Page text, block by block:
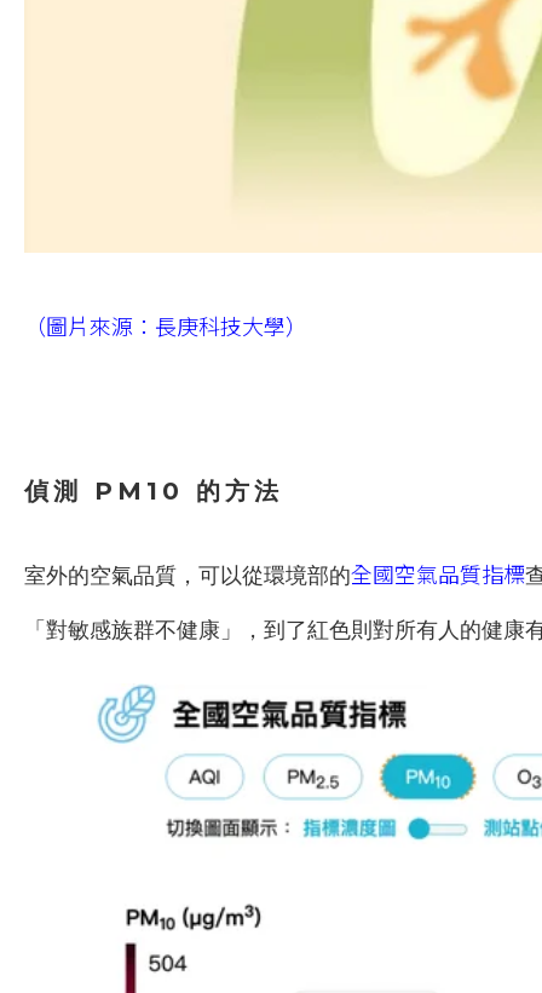
（圖片來源：長庚科技大學）
偵測 PM10 的方法
室外的空氣品質，可以從環境部的全國空氣品質指標
「對敏感族群不健康」，到了紅色則對所有人的健